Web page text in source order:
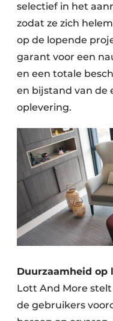
selectief in het
zodat ze zich
op de lopende
garant voor een
en een totale
en bijstand van de
oplevering.
Duurzaamheid op
Lott And More
de gebruikers